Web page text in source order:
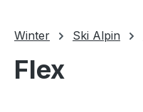
Winter Ski Alpin
Flex